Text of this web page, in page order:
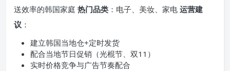
送效率的韩国家庭 热门品类 ：电子、美妆、家电 运营建
议 ：
建立韩国当地仓+定时发货
配合当地节日促销（光棍节、双11）
实时价格竞争与广告节奏配合